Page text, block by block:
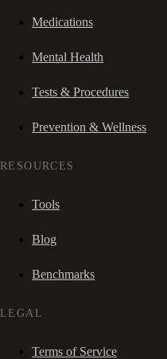
Medications
Mental Health
Tests & Procedures
Prevention & Wellness
RESOURCES
Tools
Blog
Benchmarks
LEGAL
Terms of Service